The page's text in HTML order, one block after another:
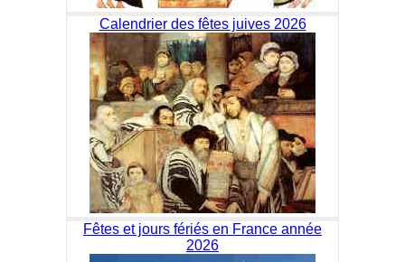
Calendrier des fêtes juives 2026
Fêtes et jours fériés en France année
2026